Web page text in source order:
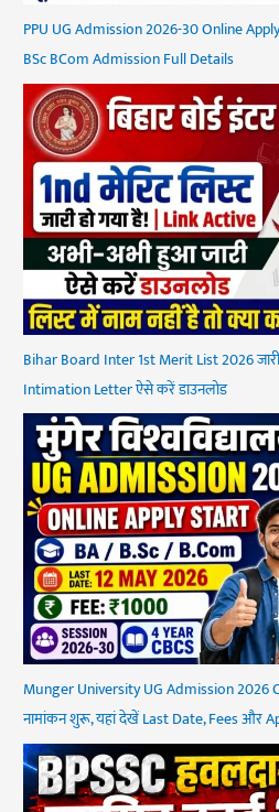
PPU UG Admission 2026-30 Online
BSc BCom Admission Full Details
Bihar Board Inter 1st Merit List 2026
Intimation Letter ऐसे करें डाउनलोड
Munger University UG Admission 2026
नामांकन शुरू, यहां देखें Last Date, Fees और